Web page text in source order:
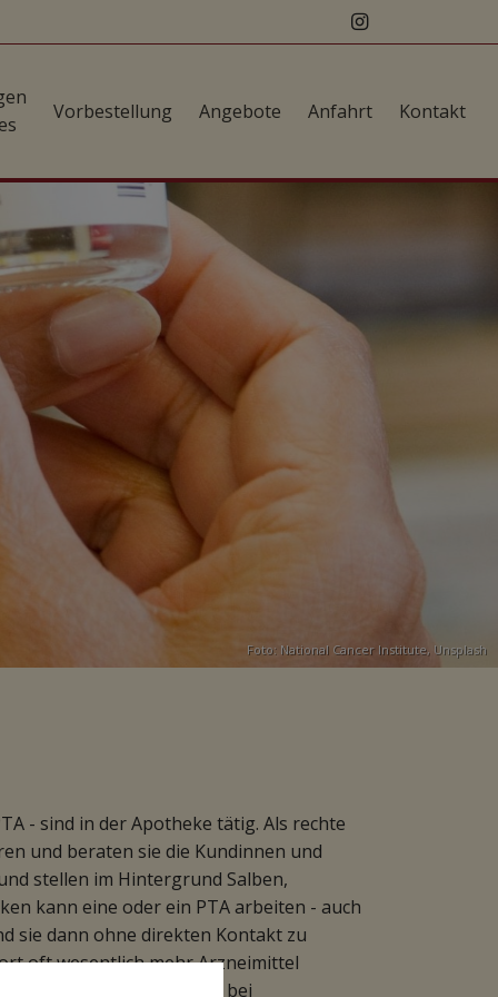
Vorbestellung Angebote Anfahrt Kontakt
Foto: National Cancer Institute, Unsplash
- sind in der Apotheke tätig. Als rechte
und beraten sie die Kundinnen und
stellen im Hintergrund Salben,
kann eine oder ein PTA arbeiten - auch
sie dann ohne direkten Kontakt zu
oft wesentlich mehr Arzneimittel
oder bei